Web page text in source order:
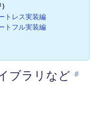
トレス実装編
トフル実装編
ブラリなど #